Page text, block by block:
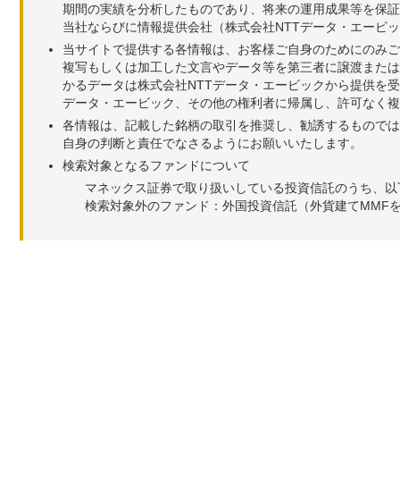
期間の実績を分析したものであり、将来の運用成果等を保
当社ならびに情報提供会社（株式会社NTTデータ・エービ
当サイトで提供する各情報は、お客様ご自身のためにのみ
複写もしくは加工した文言やデータ等を第三者に譲渡また
かるデータは株式会社NTTデータ・エービックから提供を
データ・エービック、その他の権利者に帰属し、許可なく
各情報は、記載した銘柄の取引を推奨し、勧誘するもので
自身の判断と責任でなさるようにお願いいたします。
検索対象となるファンドについて
マネックス証券で取り扱いしている投資信託のうち、
検索対象外のファンド：外国投資信託（外貨建てMMF